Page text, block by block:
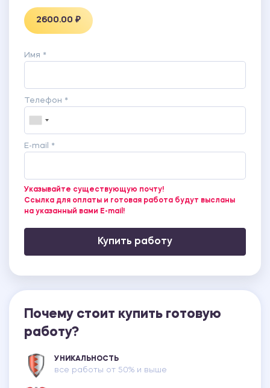
2600.00 ₽
Имя *
Телефон *
E-mail *
Указывайте существующую почту!
Ссылка для оплаты и готовая работа будут высланы
на указанный вами E-mail!
Купить работу
Почему стоит купить готовую
работу?
УНИКАЛЬНОСТЬ
все работы от 50% и выше